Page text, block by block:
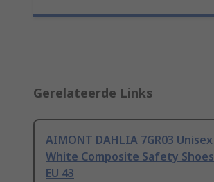
Gerelateerde Links
AIMONT DAHLIA 7GR03 Unisex
White Composite Safety Shoes
EU 43